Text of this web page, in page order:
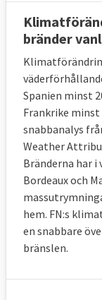
bränder
Spanien minst
Frankrike minst
snabbanalys
Weather
Bränderna har i
Bordeaux och
hem. FN:s
en snabbare
bränslen.